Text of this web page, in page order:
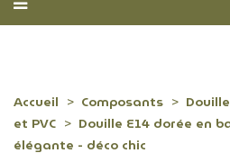
Accueil Composants
et PVC
Douille E14 dorée en
élégante - déco chic